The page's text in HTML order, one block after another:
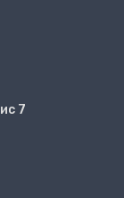
7